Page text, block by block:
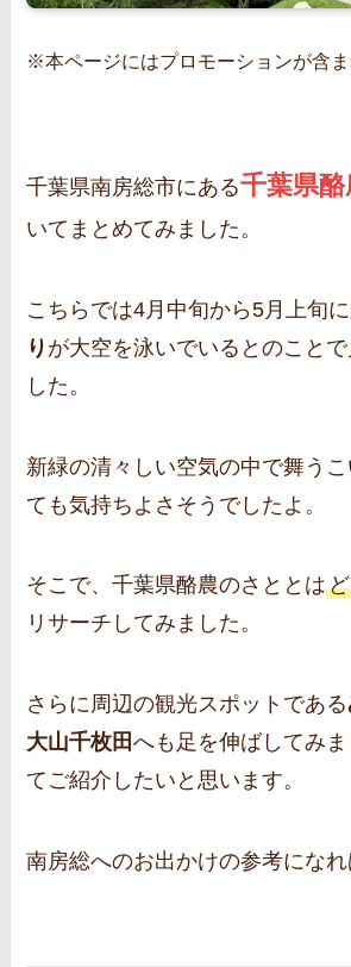
※本ページにはプロモーションが含ま
千葉県南房総市にある千葉県
いてまとめてみました。
こちらでは4月中旬から5月上旬
り が大空を泳いでいるとのこと
した。
新緑の清々しい空気の中で舞う
ても気持ちよさそうでしたよ。
そこで、千葉県酪農のさととは
リサーチしてみました。
さらに周辺の観光スポットである
大山千枚田へも足を伸ばしてみ
てご紹介したいと思います。
南房総へのお出かけの参考になれ